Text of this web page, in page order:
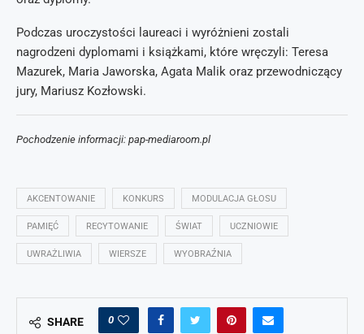
Podczas uroczystości laureaci i wyróżnieni zostali
nagrodzeni dyplomami i książkami, które wręczyli: Teresa
Mazurek, Maria Jaworska, Agata Malik oraz przewodniczący
jury, Mariusz Kozłowski.
Pochodzenie informacji: pap-mediaroom.pl
AKCENTOWANIE KONKURS MODULACJA GŁOSU
PAMIĘĆ RECYTOWANIE ŚWIAT UCZNIOWIE
UWRAŻLIWIA WIERSZE WYOBRAŹNIA
SHARE 0